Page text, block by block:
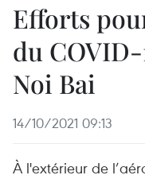
Efforts
du COVID-
Noi Bai
14/10/2021 09:13
À l'extérieur de